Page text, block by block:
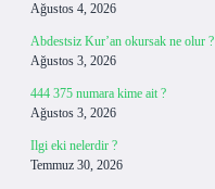
Ağustos 4, 2026
Abdestsiz Kur’an okursak ne olur ?
Ağustos 3, 2026
444 375 numara kime ait ?
Ağustos 3, 2026
Ilgi eki nelerdir ?
Temmuz 30, 2026